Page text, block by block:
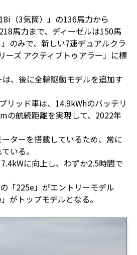
（3気筒）」の136馬力から
馬力まで、ディーゼルは150馬
のみで、新しい7速デュアルクラ
ーズ アクティブトゥアラー」に標
、後に全輪駆動モデルを追加す
リッド車は、14.9kWhのバッテリ
の航続距離を実現して、2022年
ターを搭載しているため、常に
いる。
に向上し、わずか2.5時間で
「225e」がエントリーモデル
がトップモデルとなる。